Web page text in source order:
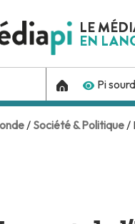
LE
EN
Pi sourd
/ Société & Politique /